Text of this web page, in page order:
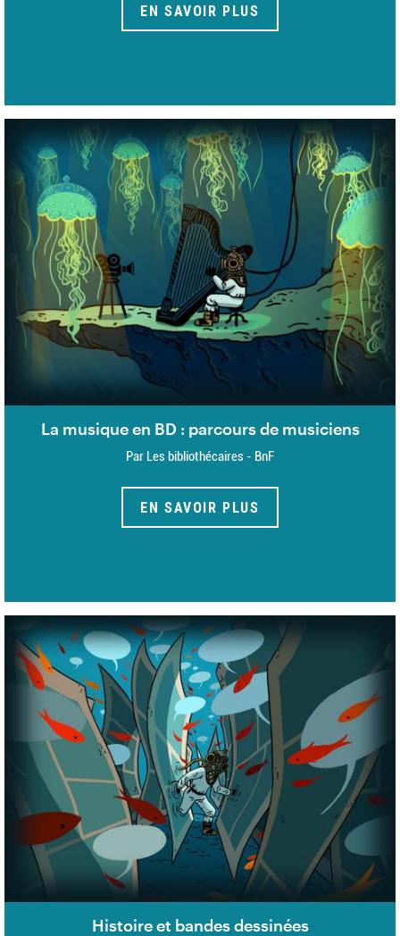
EN SAVOIR PLUS
La musique en BD : parcours de musiciens
Par Les bibliothécaires - BnF
EN SAVOIR PLUS
Histoire et bandes dessinées